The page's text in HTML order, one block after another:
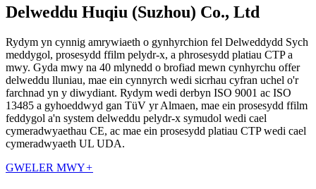
Delweddu Huqiu (Suzhou) Co., Ltd
Rydym yn cynnig amrywiaeth o gynhyrchion fel Delweddydd Sych
meddygol, prosesydd ffilm pelydr-x, a phrosesydd platiau CTP a
mwy. Gyda mwy na 40 mlynedd o brofiad mewn cynhyrchu offer
delweddu lluniau, mae ein cynnyrch wedi sicrhau cyfran uchel o'r
farchnad yn y diwydiant. Rydym wedi derbyn ISO 9001 ac ISO
13485 a gyhoeddwyd gan TüV yr Almaen, mae ein prosesydd ffilm
feddygol a'n system delweddu pelydr-x symudol wedi cael
cymeradwyaethau CE, ac mae ein prosesydd platiau CTP wedi cael
cymeradwyaeth UL UDA.
GWELER MWY+